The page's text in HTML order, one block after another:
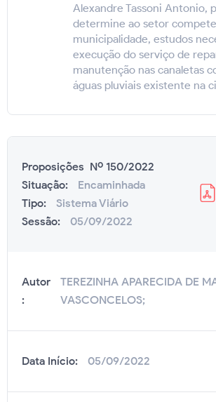
Alexandre Tassoni Antonio,
determine ao setor
municipalidade, estudos
execução do serviço de
manutenção nas canaletas
águas pluviais existente na
Proposições Nº 150/2022
Situação:
Encaminhada
Tipo:
Sistema Viário
Sessão:
05/09/2022
Autor
:
TEREZINHA APARECIDA DE
VASCONCELOS;
Data Início: 05/09/2022